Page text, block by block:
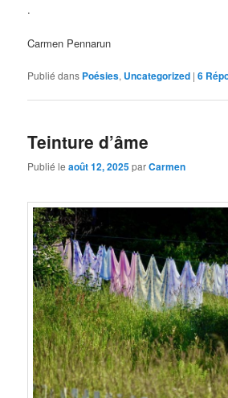
.
Carmen Pennarun
Publié dans Poésies, Uncategorized |6
Teinture d’âme
Publié leaoût 12, 2025parCarmen